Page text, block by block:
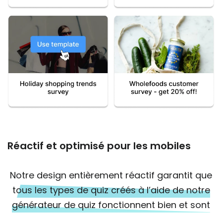
Réactif et optimisé pour les mobiles
Notre design entièrement réactif garantit que
tous les types de quiz créés à l’aide de notre
générateur de quiz fonctionnent bien et sont